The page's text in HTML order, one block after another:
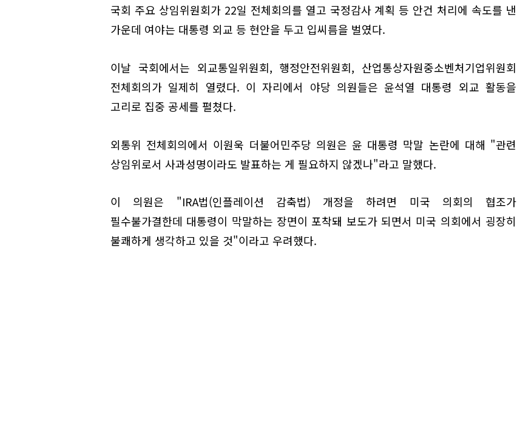
국회 주요 상임위원회가 22일 전체회의를 열고 국정감사 계획 등 안건 처리에 속도를 낸
가운데 여야는 대통령 외교 등 현안을 두고 입씨름을 벌였다.
이날 국회에서는 외교통일위원회, 행정안전위원회, 산업통상자원중소벤처기업위원회
전체회의가 일제히 열렸다. 이 자리에서 야당 의원들은 윤석열 대통령 외교 활동을
고리로 집중 공세를 펼쳤다.
외통위 전체회의에서 이원욱 더불어민주당 의원은 윤 대통령 막말 논란에 대해 "관련
상임위로서 사과성명이라도 발표하는 게 필요하지 않겠나"라고 말했다.
이 의원은 "IRA법(인플레이션 감축법) 개정을 하려면 미국 의회의 협조가
필수불가결한데 대통령이 막말하는 장면이 포착돼 보도가 되면서 미국 의회에서 굉장히
불쾌하게 생각하고 있을 것"이라고 우려했다.